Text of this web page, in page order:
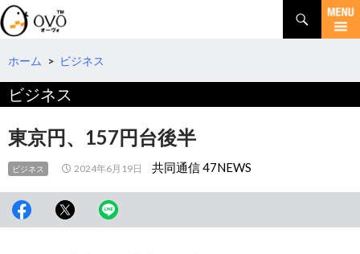
検
索
コ
テ
へ
移
動
ホーム > ビジネス
ビジネス
東京円、157円台後半
ビジネス 2024年6月19日 共同通信 47NEWS